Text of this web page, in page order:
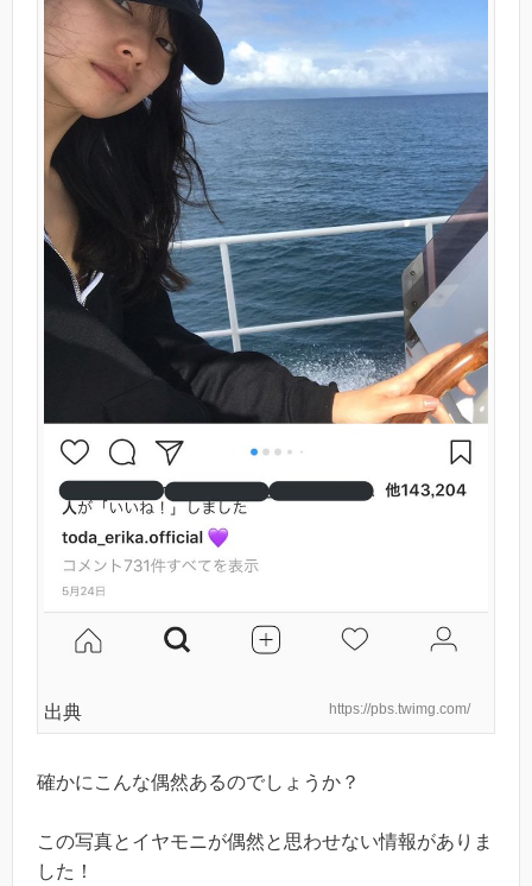
出典 https://pbs.twimg.com/
確かにこんな偶然あるのでしょうか？
この写真とイヤモニが偶然と思わせない情報がありま
した！